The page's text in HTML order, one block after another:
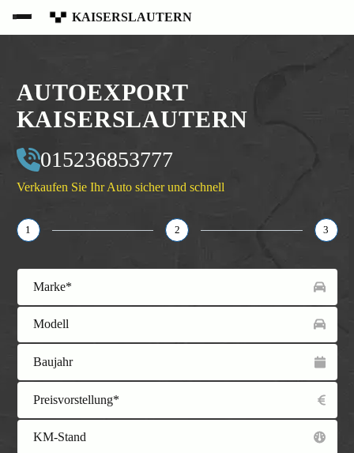
KAISERSLAUTERN
AUTOEXPORT
KAISERSLAUTERN
015236853777
Verkaufen Sie Ihr Auto sicher und schnell
1 2 3
Marke*
Modell
Baujahr
Preisvorstellung*
KM-Stand